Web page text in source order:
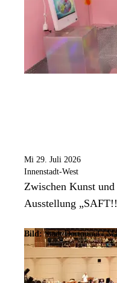
Mi 29. Juli 2026
Innenstadt-West
Zwischen Kunst
Ausstellung
Bild: Stadt Dortmund /